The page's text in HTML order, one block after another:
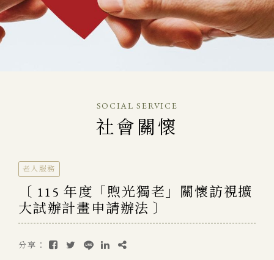
SOCIAL SERVICE
社會關懷
老人服務
〔 115 年度「煦光獨老」關懷訪視擴
大試辦計畫申請辦法 〕
分享：